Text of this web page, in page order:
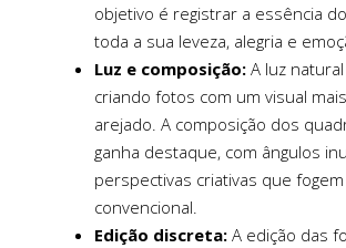
objetivo é registrar a essência
toda a sua leveza, alegria e
Luz e composição: A luz
criando fotos com um visual
arejado. A composição dos
ganha destaque, com ângulos
perspectivas criativas que
convencional.
Edição discreta: A edição das